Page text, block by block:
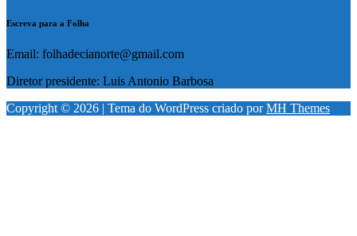
Escreva para a Folha
Email: folhadecianorte@gmail.com
Diretor presidente: Luis Antonio Barbosa
Copyright © 2026 | Tema do WordPress criado porMH Themes